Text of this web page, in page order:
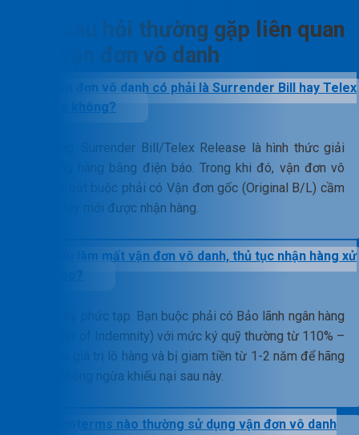
Các câu hỏi thường gặp liên quan
đến vận đơn vô danh
Vận đơn vô danh có phải là Surrender Bill hay Telex
Release không?
Không. Surrender Bill/Telex Release là hình thức giải
phóng hàng bằng điện báo. Trong khi đó, vận đơn vô
danh bắt buộc phải có Vận đơn gốc (Original B/L) cầm
trên tay mới được nhận hàng.
Nếu làm mất vận đơn vô danh, thủ tục nhận hàng xử
Cực kỳ phức tạp. Bạn buộc phải có Bảo lãnh ngân hàng
(Letter of Indemnity) với mức ký quỹ thường từ 110% –
150% giá trị lô hàng và bị giam tiền từ 1-2 năm để hãng
tàu phòng ngừa khiếu nại sau này.
Incoterms nào thường sử dụng vận đơn vô danh